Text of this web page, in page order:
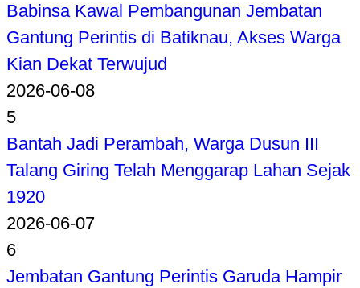
Babinsa Kawal Pembangunan Jembatan
Gantung Perintis di Batiknau, Akses Warga
Kian Dekat Terwujud
2026-06-08
5
Bantah Jadi Perambah, Warga Dusun III
Talang Giring Telah Menggarap Lahan Sejak
1920
2026-06-07
6
Jembatan Gantung Perintis Garuda Hampir